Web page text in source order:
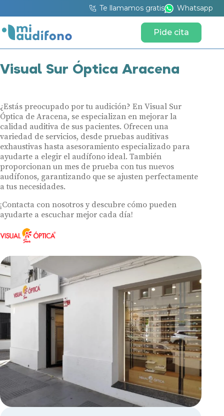
Te llamamos gratis Whatsapp
Pide cita
Visual Sur Óptica Aracena
¿Estás preocupado por tu audición? En Visual Sur
Óptica de Aracena, se especializan en mejorar la
calidad auditiva de sus pacientes. Ofrecen una
variedad de servicios, desde pruebas auditivas
exhaustivas hasta asesoramiento especializado para
ayudarte a elegir el audífono ideal. También
proporcionan un mes de prueba con tus nuevos
audífonos, garantizando que se ajusten perfectamente
a tus necesidades.
¡Contacta con nosotros y descubre cómo pueden
ayudarte a escuchar mejor cada día!